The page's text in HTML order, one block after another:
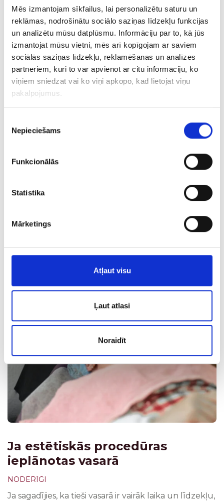
Mēs izmantojam sīkfailus, lai personalizētu saturu un
reklāmas, nodrošinātu sociālo saziņas līdzekļu funkcijas
un analizētu mūsu datplūsmu. Informāciju par to, kā jūs
izmantojat mūsu vietni, mēs arī kopīgojam ar saviem
sociālās saziņas līdzekļu, reklamēšanas un analīzes
partneriem, kuri to var apvienot ar citu informāciju, ko
viņiem sniedzat vai ko viņi apkopo, kad lietojat viņu
pakalpojumus.
izvēle
Nepieciešams
Funkcionālās
Statistika
Mārketings
Atļaut visu
Ļaut atlasi
Noraidīt
Ceļo droši kompresijas zeķēs!
Iesaka: Prof.dr.med. Uldis Mauriņš, ķirurgs, flebologs
autobusu, automašīnu vai vilcienu, atceries
Lasīt rakstu
Ja estētiskās procedūras
ieplānotas vasarā
NODERĪGI
Ja sagadījies, ka tieši vasarā ir vairāk laika un līdzekļu,